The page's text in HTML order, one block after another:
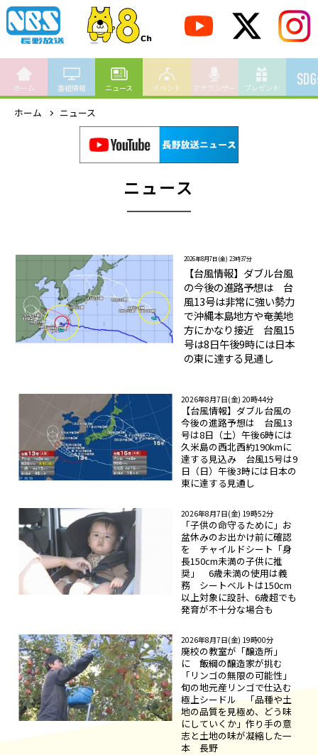
ホーム 番組情報 ニュース イベント アナウンサー プレゼント
ホーム ニュース
ニュース
2026年8月7日(金) 23時37分
【台風情報】ダブル台風
の今後の進路予想は 台
風13号は非常に強い勢力
で沖縄本島地方や奄美地
方にかなり接近 台風15
号は8日午後9時には日本
の東に達する見通し
2026年8月7日(金) 20時44分
【台風情報】ダブル台風の
今後の進路予想は 台風13
号は8日（土）午後6時には
久米島の西北西約190kmに
達する見込み 台風15号は9
日（日）午後3時には日本の
東に達する見通し
2026年8月7日(金) 19時52分
「子供の命守るために」お
盆休みのお出かけ前に確認
を チャイルドシート「身
長150cm未満の子供に推
奨」 6歳未満の使用は義
務 シートベルトは150cm
以上対象に設計、6歳超でも
発育が不十分な場合も
2026年8月7日(金) 19時00分
廃校の教室が「醸造所」
に 飯綱の醸造家が挑む
「リンゴの無限の可能性」
旬の地元産リンゴで仕込む
極上シードル 「品種や土
地の品質を見極め、どう味
にしていくか」作り手の意
志と土地の味が凝縮した一
本 長野